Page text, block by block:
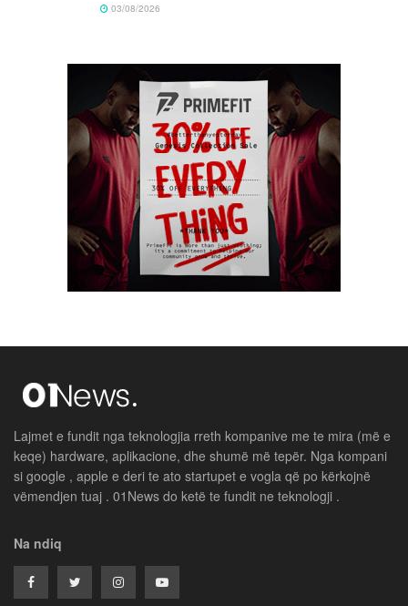
03/08/2026
Lajmet e fundit nga teknologjia rreth kompanive me te mira (më e
keqe) hardware, aplikacione, dhe shumë më tepër. Nga kompani
si google , apple e deri te ato startupet e vogla që po kërkojnë
vëmendjen tuaj . 01News do ketë te fundit ne teknologji .
Na ndiq